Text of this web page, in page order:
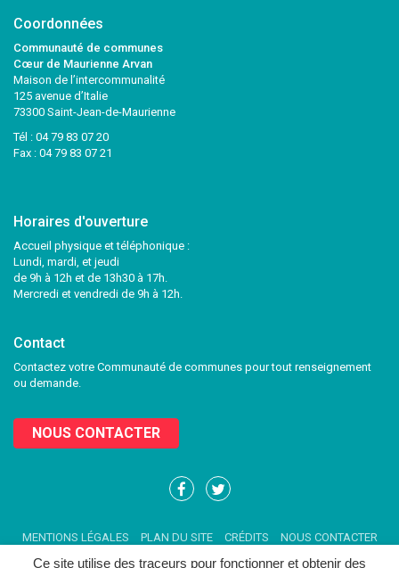
Ce site utilise des traceurs pour fonctionner et obtenir des
Coordonnées
Communauté de communes
Cœur de Maurienne Arvan
Maison de l’intercommunalité
125 avenue d’Italie
73300 Saint-Jean-de-Maurienne
Tél : 04 79 83 07 20
Fax : 04 79 83 07 21
Horaires d'ouverture
Accueil physique et téléphonique :
Lundi, mardi, et jeudi
de 9h à 12h et de 13h30 à 17h.
Mercredi et vendredi de 9h à 12h.
Contact
Contactez votre Communauté de communes pour tout renseignement
ou demande.
NOUS CONTACTER
Lien
compte
Facebook
Lien
compte
Twitter
MENTIONS LÉGALES PLAN DU SITE CRÉDITS NOUS CONTACTER